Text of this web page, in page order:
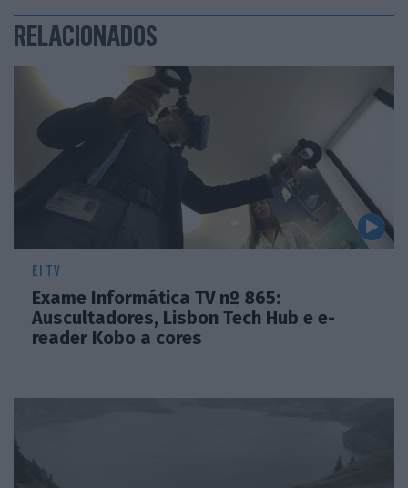
RELACIONADOS
EI TV
Exame Informática TV nº 865:
Auscultadores, Lisbon Tech Hub e e-
reader Kobo a cores